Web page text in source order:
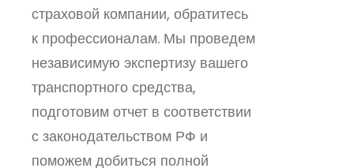
страховой компании, обратитесь
к профессионалам. Мы проведем
независимую экспертизу вашего
транспортного средства,
подготовим отчет в соответствии
с законодательством РФ и
поможем добиться полной